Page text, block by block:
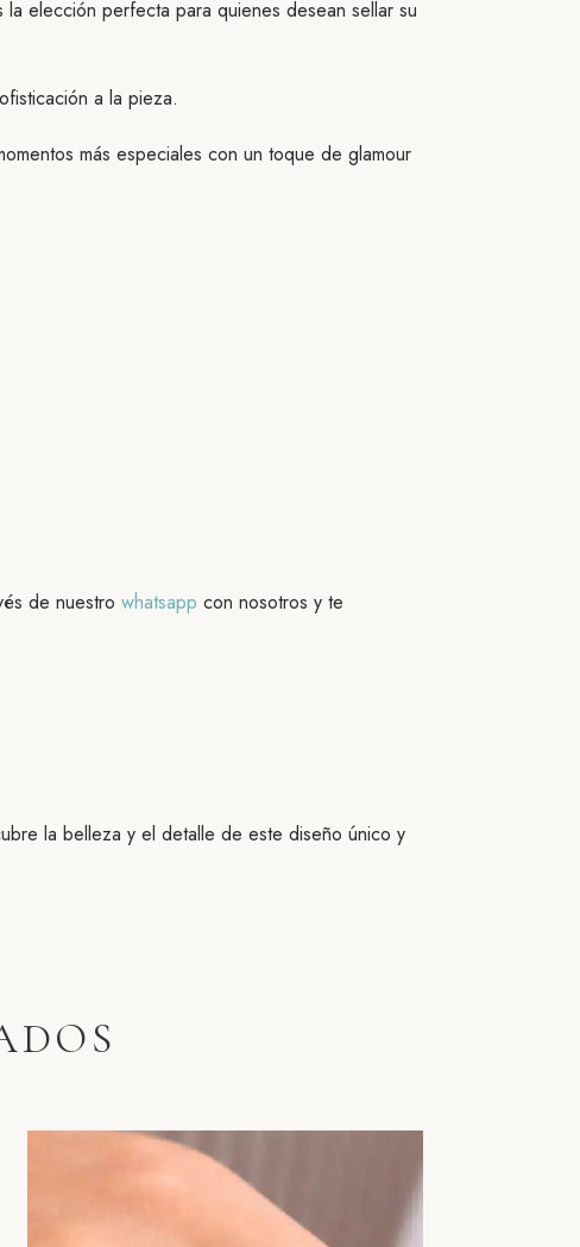
elección perfecta para quienes desean sellar su
a la pieza.
más especiales con un toque de glamour
de nuestro whatsapp con nosotros y te
la belleza y el detalle de este diseño único y